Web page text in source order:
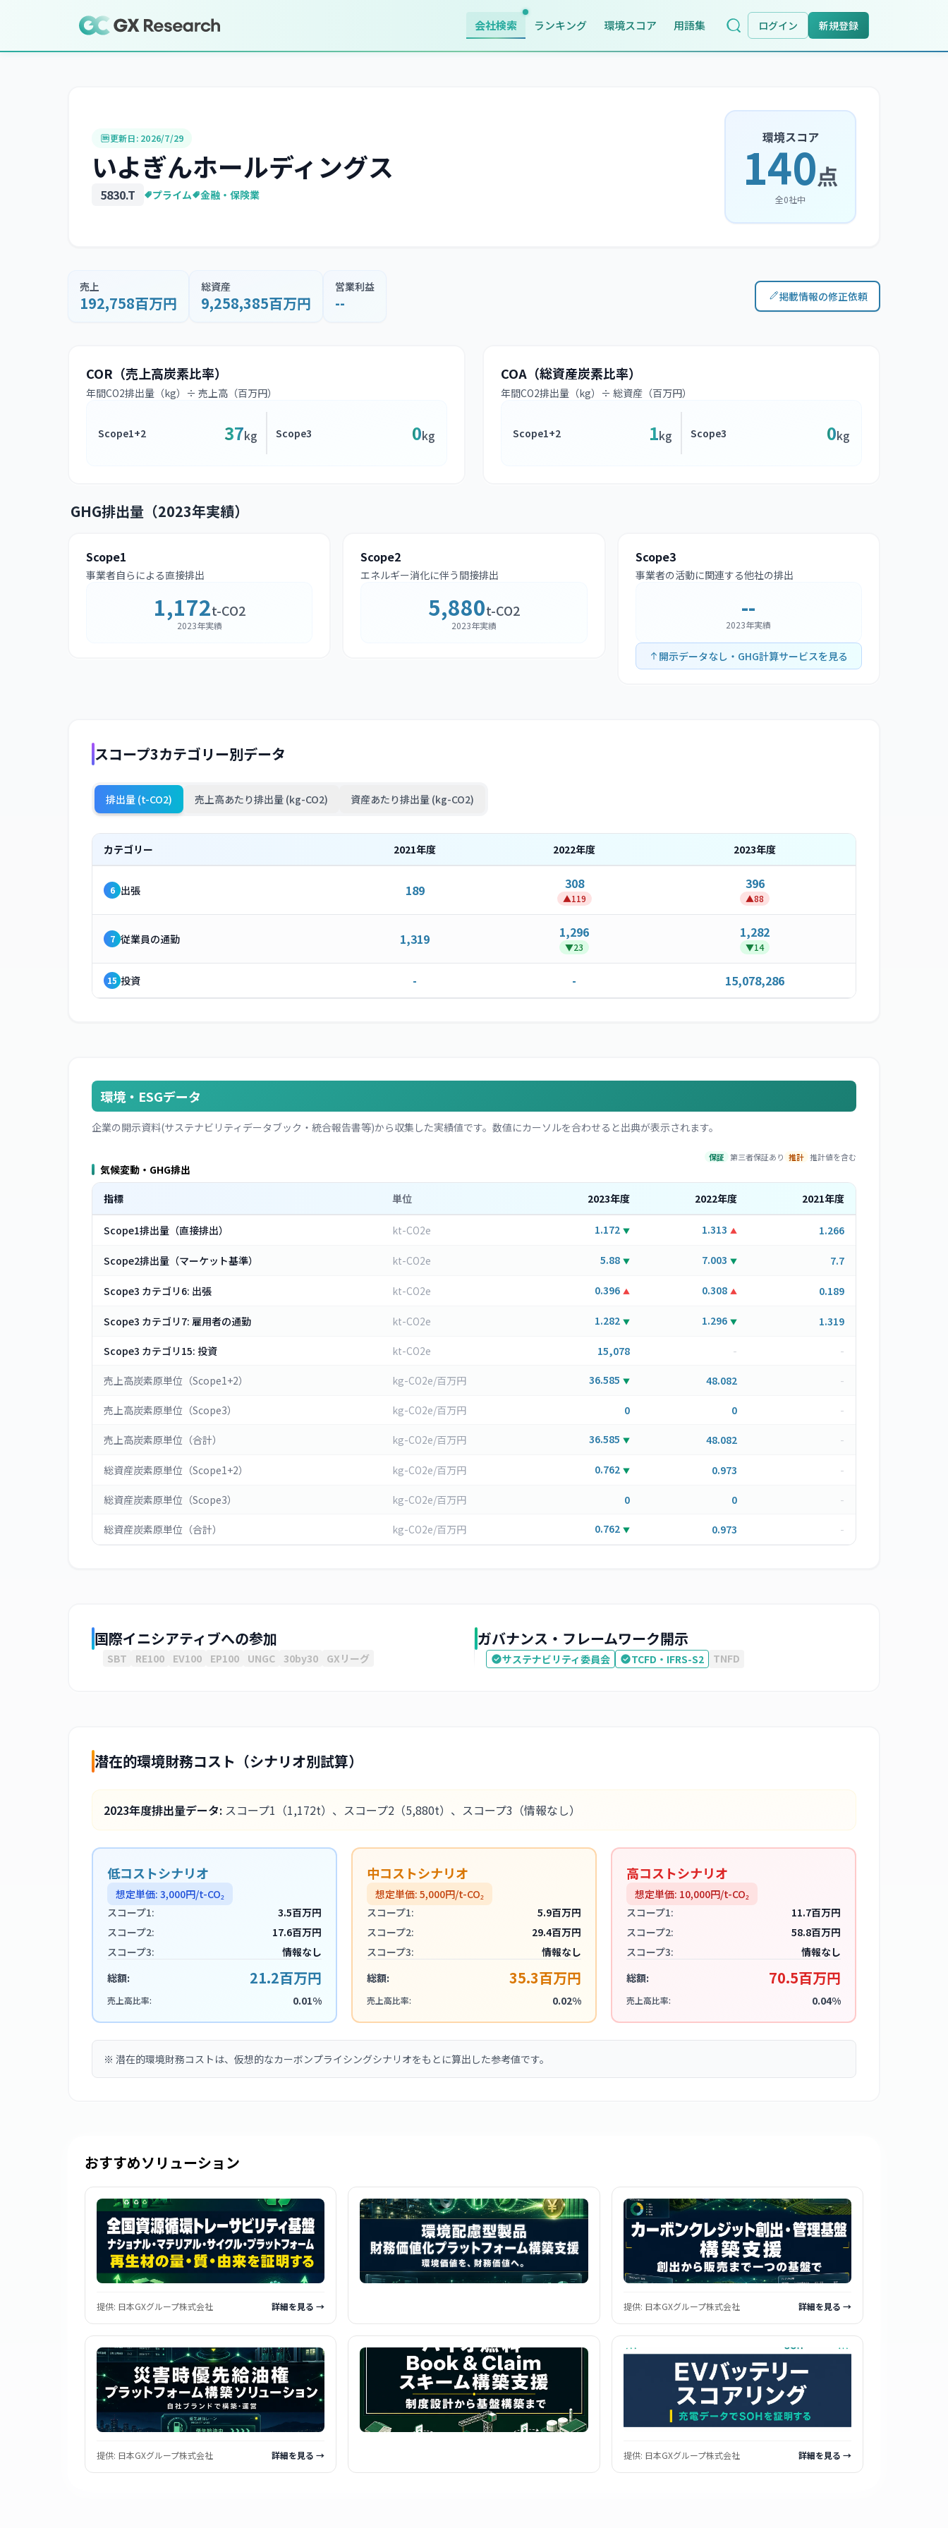
会社検索 ランキング 環境スコア 用語集 ログイン 新規登録
更新日: 2026/7/29
いよぎんホールディングス
5830.T プライム 金融・保険業
環境スコア
140点
全0社中
売上
192,758百万円
総資産
9,258,385百万円
営業利益
-- 掲載情報の修正依頼
COR（売上高炭素比率）
年間CO2排出量（kg）÷ 売上高（百万円）
Scope1+2 37kg Scope3 0kg
COA（総資産炭素比率）
年間CO2排出量（kg）÷ 総資産（百万円）
Scope1+2 1kg Scope3 0kg
GHG排出量（2023年実績）
Scope1
事業者自らによる直接排出
1,172t-CO2
2023年実績
Scope2
エネルギー消化に伴う間接排出
5,880t-CO2
2023年実績
Scope3
事業者の活動に関連する他社の排出
--
2023年実績
開示データなし・GHG計算サービスを見る
スコープ3カテゴリー別データ
排出量 (t-CO2) 売上高あたり排出量 (kg-CO2) 資産あたり排出量 (kg-CO2)
カテゴリー 2021年度 2022年度 2023年度
6 出張 189 308
▲119
396
▲88
7 従業員の通勤 1,319 1,296
▼23
1,282
▼14
15 投資 - - 15,078,286
環境・ESGデータ
企業の開示資料(サステナビリティデータブック・統合報告書等)から収集した実績値です。数値にカーソルを合わせると出典が表示されます。
保証 第三者保証あり 推計 推計値を含む
気候変動・GHG排出
指標 単位 2023年度 2022年度 2021年度
Scope1排出量（直接排出） kt-CO2e 1.172 ▼ 1.313 ▲ 1.266
Scope2排出量（マーケット基準） kt-CO2e 5.88 ▼ 7.003 ▼ 7.7
Scope3 カテゴリ6: 出張 kt-CO2e 0.396 ▲ 0.308 ▲ 0.189
Scope3 カテゴリ7: 雇用者の通勤 kt-CO2e 1.282 ▼ 1.296 ▼ 1.319
Scope3 カテゴリ15: 投資 kt-CO2e 15,078 - -
売上高炭素原単位（Scope1+2） kg-CO2e/百万円 36.585 ▼ 48.082 -
売上高炭素原単位（Scope3） kg-CO2e/百万円 0 0 -
売上高炭素原単位（合計） kg-CO2e/百万円 36.585 ▼ 48.082 -
総資産炭素原単位（Scope1+2） kg-CO2e/百万円 0.762 ▼ 0.973 -
総資産炭素原単位（Scope3） kg-CO2e/百万円 0 0 -
総資産炭素原単位（合計） kg-CO2e/百万円 0.762 ▼ 0.973 -
国際イニシアティブへの参加
SBT RE100 EV100 EP100 UNGC 30by30 GXリーグ
ガバナンス・フレームワーク開示
サステナビリティ委員会 TCFD・IFRS-S2 TNFD
潜在的環境財務コスト（シナリオ別試算）
2023年度排出量データ: スコープ1 （1,172t） 、スコープ2 （5,880t） 、スコープ3 （情報なし）
低コストシナリオ
想定単価: 3,000円/t-CO₂
スコープ1:
3.5百万円
スコープ2:
17.6百万円
スコープ3:
情報なし
総額:
21.2百万円
売上高比率: 0.01%
中コストシナリオ
想定単価: 5,000円/t-CO₂
スコープ1:
5.9百万円
スコープ2:
29.4百万円
スコープ3:
情報なし
総額:
35.3百万円
売上高比率: 0.02%
高コストシナリオ
想定単価: 10,000円/t-CO₂
スコープ1:
11.7百万円
スコープ2:
58.8百万円
スコープ3:
情報なし
総額:
70.5百万円
売上高比率: 0.04%
※ 潜在的環境財務コストは、仮想的なカーボンプライシングシナリオをもとに算出した参考値です。
おすすめソリューション
提供: 日本GXグループ株式会社 詳細を見る → 提供: 日本GXグループ株式会社 詳細を見る →
提供: 日本GXグループ株式会社 詳細を見る → 提供: 日本GXグループ株式会社 詳細を見る →